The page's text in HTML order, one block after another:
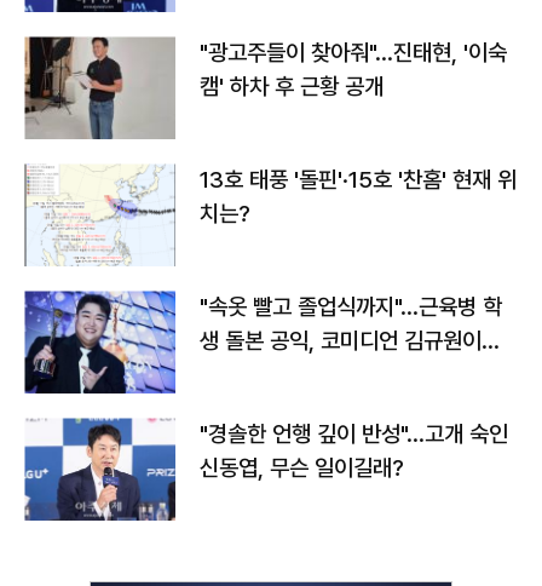
"광고주들이 찾아줘"…진태현, '이숙
캠' 하차 후 근황 공개
13호 태풍 '돌핀'·15호 '찬홈' 현재 위
치는?
"속옷 빨고 졸업식까지"…근육병 학
생 돌본 공익, 코미디언 김규원이었
"경솔한 언행 깊이 반성"…고개 숙인
신동엽, 무슨 일이길래?